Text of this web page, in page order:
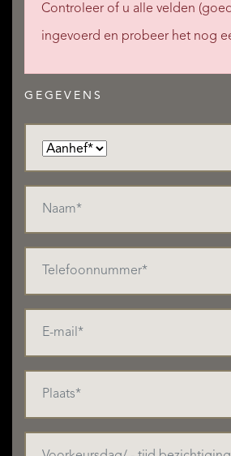
Controleer of u alle velden
ingevoerd en probeer het nog
GEGEVENS